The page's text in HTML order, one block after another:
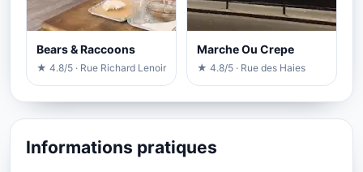
Bears & Raccoons
★ 4.8/5 · Rue Richard Lenoir
Marche Ou Crepe
★ 4.8/5 · Rue des Haies
Informations pratiques